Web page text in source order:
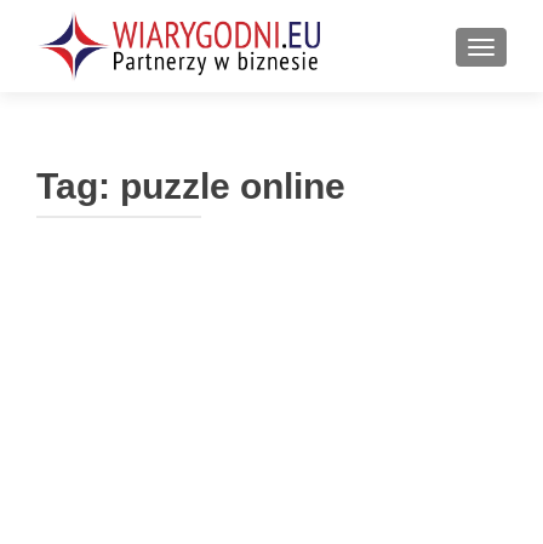
Tag: puzzle online